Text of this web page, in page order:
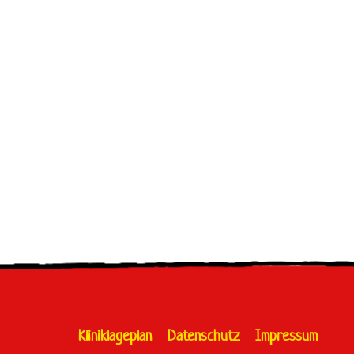
Kliniklageplan Datenschutz Impressum